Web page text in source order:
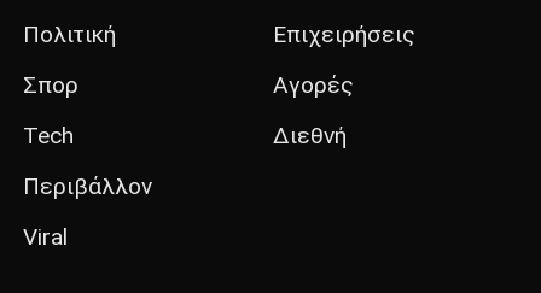
Πολιτική
Σπορ
Tech
Περιβάλλον
Viral
Επιχειρήσεις
Αγορές
Διεθνή